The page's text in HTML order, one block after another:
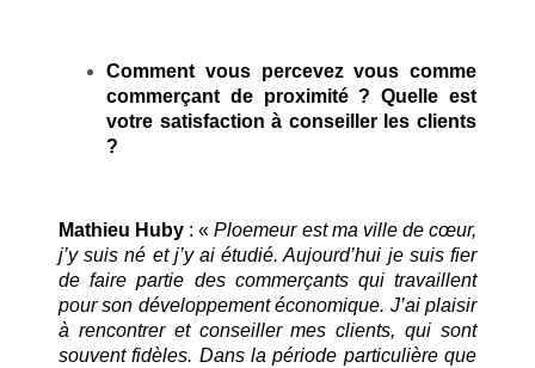
Comment vous percevez vous comme
commerçant de proximité ? Quelle est
votre satisfaction à conseiller les clients
?
Mathieu Huby : «Ploemeur est ma ville de cœur,
j’y suis né et j’y ai étudié. Aujourd’hui je suis fier
de faire partie des commerçants qui travaillent
pour son développement économique. J’ai plaisir
à rencontrer et conseiller mes clients, qui sont
souvent fidèles. Dans la période particulière que